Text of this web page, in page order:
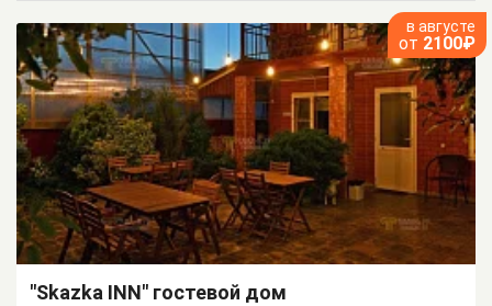
в августе
от 2100₽
"Skazka INN" гостевой дом